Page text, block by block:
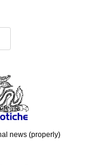
news (properly)